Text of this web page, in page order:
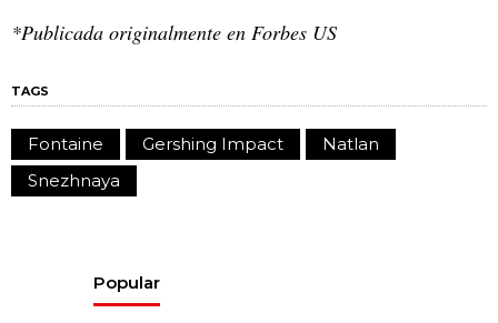
*Publicada originalmente en Forbes US
TAGS
Fontaine Gershing Impact
Natlan
Snezhnaya
Popular